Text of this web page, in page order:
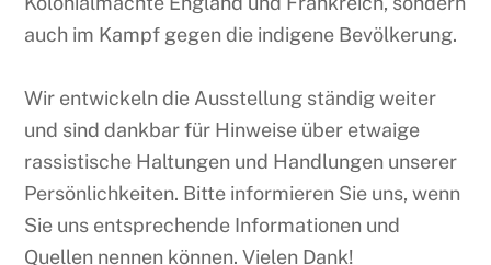
auch im Kampf gegen die indigene Bevölkerung.
Wir entwickeln die Ausstellung ständig weiter
und sind dankbar für Hinweise über etwaige
rassistische Haltungen und Handlungen unserer
Persönlichkeiten. Bitte informieren Sie uns, wenn
Sie uns entsprechende Informationen und
Quellen nennen können. Vielen Dank!